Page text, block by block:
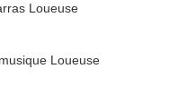
Loueuse
Loueuse